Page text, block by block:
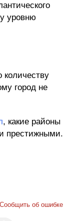
уровню
количеству
город не
, какие районы
престижными.
Сообщить об ошибке